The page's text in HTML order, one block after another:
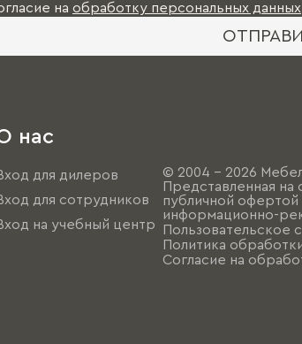
на обработку персональных данных
нас
для дилеров
для сотрудников
на учебный центр
© 2004 - 2026
Представленная на
публичной офертой
информационно-
Пользовательское
Политика
Согласие на